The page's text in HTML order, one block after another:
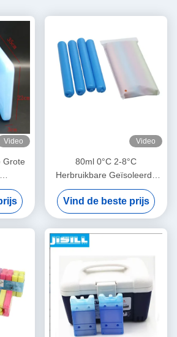
Video
Grote
Op
Video
80ml 0°C 2-8°C
Herbruikbare Geïsoleerde
Voedsel Vlees Koeling Ijspak
voor Medisch Buitengebruik
Borstvoeding Koeler
Ventilator
Vind de beste prijs